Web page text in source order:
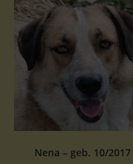
Nena – geb. 10/2017